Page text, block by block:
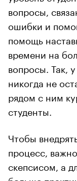
вопросы,
ошибки и
помощь
времени на
вопросы. Так,
никогда не
рядом с ним
студенты.
Чтобы
процесс,
скепсисом, а